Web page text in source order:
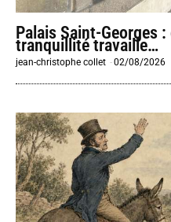
Palais Saint-Georges
tranquillité travaille…
jean-christophe collet -02/08/2026